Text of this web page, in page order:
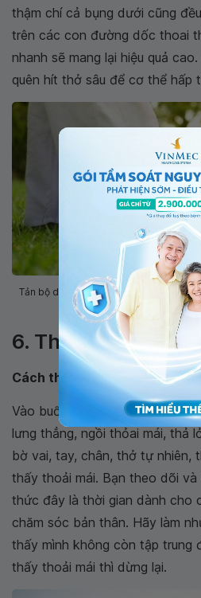
thậm chí cả bụng dưới cũng
trên các con đường dốc thoai
nhanh sẽ mang lại hiệu quả
quên hít thở sâu để cơ thể hấp
Tản bộ du xuân đầu năm cũng là một
nào dễ dàng
6. Thiền
Cách thực hiện
Vào buổi sáng, bạn chỉ cần
lưng thẳng, ngồi thỏai mái, thả
bờ vai, tay, chân, thở tự nhiên,
thấy thoải mái. Bạn theo dõi
thức đây là thời gian dành cho
chăm sóc bản thân. Hãy làm
thấy mình không còn tập trung
thấy thoải mái thì dừng lại.